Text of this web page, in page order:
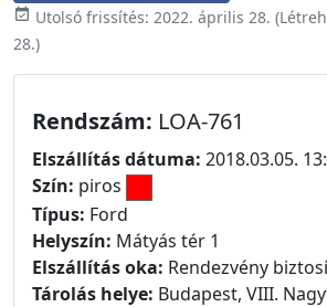
event_available Utolsó frissítés: 2022. április 28.
28.)
Rendszám: LOA-761
Elszállítás dátuma: 2018.03.05.
Szín: piros
Típus: Ford
Helyszín: Mátyás tér 1
Elszállítás oka: Rendezvény
Tárolás helye: Budapest, VIII.